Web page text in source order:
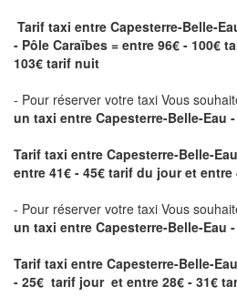
Tarif taxi entre Capesterre-Belle-
- Pôle Caraïbes = entre 96€ - 100€
103€ tarif nuit
- Pour réserver votre taxi Vous
un taxi entre Capesterre-Belle-Eau
Tarif taxi entre Capesterre-Belle-
entre 41€ - 45€ tarif du jour et
- Pour réserver votre taxi Vous
un taxi entre Capesterre-Belle-Eau
Tarif taxi entre Capesterre-Belle-
- 25€ tarif jour et entre 28€ - 31€